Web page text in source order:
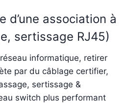
d’une association à
sertissage RJ45)
informatique, retirer
par du câblage certifier,
sertissage &
switch plus performant